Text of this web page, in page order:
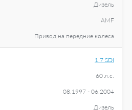
Дизель
AMF
Привод на передние колеса
1.7 SDI
60 л.с.
08.1997 - 06.2004
Дизель